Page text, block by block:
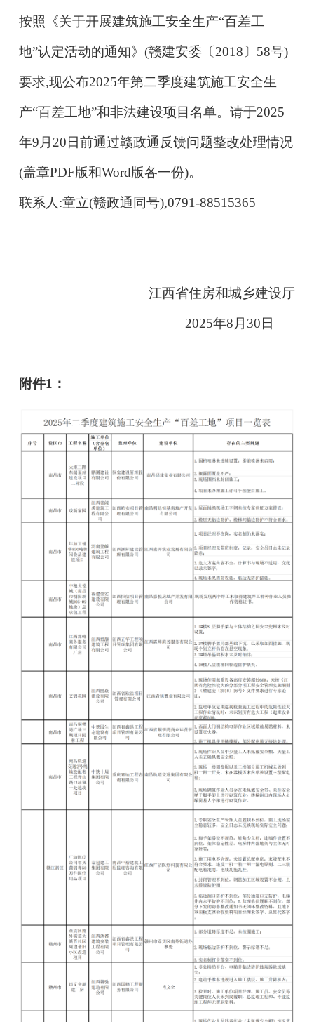
按照《关于开展建筑施工安全生产“百差工
地”认定活动的通知》(赣建安委〔2018〕58号)
要求,现公布2025年第二季度建筑施工安全生
产“百差工地”和非法建设项目名单。请于2025
年9月20日前通过赣政通反馈问题整改处理情况
(盖章PDF版和Word版各一份)。
联系人:童立(赣政通同号),0791-88515365
江西省住房和城乡建设厅
2025年8月30日
附件1：